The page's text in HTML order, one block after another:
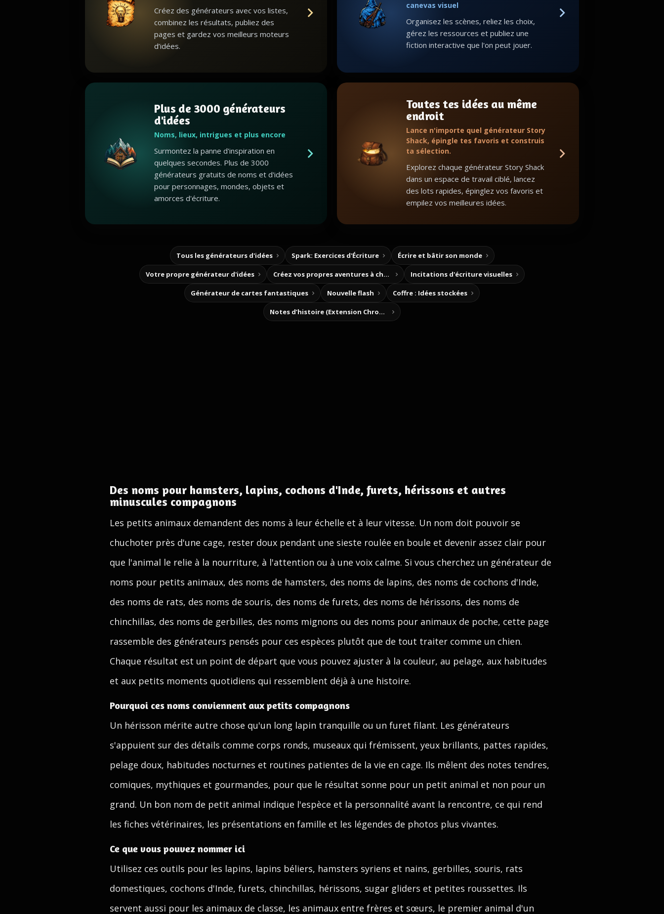
Créez des générateurs avec vos listes,
combinez les résultats, publiez des
pages et gardez vos meilleurs moteurs
d’idées.
canevas visuel
Organisez les scènes, reliez les choix,
gérez les ressources et publiez une
fiction interactive que l'on peut jouer.
Plus de 3000 générateurs
d'idées
Noms, lieux, intrigues et plus encore
Surmontez la panne d'inspiration en
quelques secondes. Plus de 3000
générateurs gratuits de noms et d'idées
pour personnages, mondes, objets et
amorces d'écriture.
Toutes tes idées au même
endroit
Lance n'importe quel générateur Story
Shack, épingle tes favoris et construis
ta sélection.
Explorez chaque générateur Story Shack
dans un espace de travail ciblé, lancez
des lots rapides, épinglez vos favoris et
empilez vos meilleures idées.
Tous les générateurs d'idées Spark: Exercices d'Écriture Écrire et bâtir son monde
Votre propre générateur d'idées Créez vos propres aventures à choix Incitations d'écriture visuelles
Générateur de cartes fantastiques Nouvelle flash Coffre : Idées stockées
Notes d’histoire (Extension Chrome)
Des noms pour hamsters, lapins, cochons d'Inde, furets, hérissons et autres
minuscules compagnons
Les petits animaux demandent des noms à leur échelle et à leur vitesse. Un nom doit pouvoir se
chuchoter près d'une cage, rester doux pendant une sieste roulée en boule et devenir assez clair pour
que l'animal le relie à la nourriture, à l'attention ou à une voix calme. Si vous cherchez un générateur de
noms pour petits animaux, des noms de hamsters, des noms de lapins, des noms de cochons d'Inde,
des noms de rats, des noms de souris, des noms de furets, des noms de hérissons, des noms de
chinchillas, des noms de gerbilles, des noms mignons ou des noms pour animaux de poche, cette page
rassemble des générateurs pensés pour ces espèces plutôt que de tout traiter comme un chien.
Chaque résultat est un point de départ que vous pouvez ajuster à la couleur, au pelage, aux habitudes
et aux petits moments quotidiens qui ressemblent déjà à une histoire.
Pourquoi ces noms conviennent aux petits compagnons
Un hérisson mérite autre chose qu'un long lapin tranquille ou un furet filant. Les générateurs
s'appuient sur des détails comme corps ronds, museaux qui frémissent, yeux brillants, pattes rapides,
pelage doux, habitudes nocturnes et routines patientes de la vie en cage. Ils mêlent des notes tendres,
comiques, mythiques et gourmandes, pour que le résultat sonne pour un petit animal et non pour un
grand. Un bon nom de petit animal indique l'espèce et la personnalité avant la rencontre, ce qui rend
les fiches vétérinaires, les présentations en famille et les légendes de photos plus vivantes.
Ce que vous pouvez nommer ici
Utilisez ces outils pour les lapins, lapins béliers, hamsters syriens et nains, gerbilles, souris, rats
domestiques, cochons d'Inde, furets, chinchillas, hérissons, sugar gliders et petites roussettes. Ils
servent aussi pour les animaux de classe, les animaux entre frères et sœurs, le premier animal d'un